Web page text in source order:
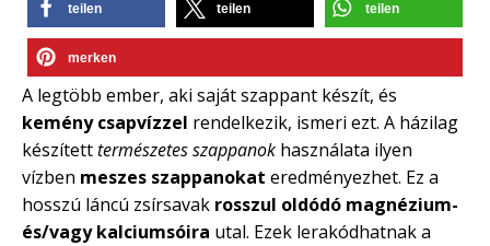
teilen teilen teilen
merken
A legtöbb ember, aki saját szappant készít, és
kemény csapvízzel rendelkezik, ismeri ezt. A házilag
készítetttermészetes szappanok használata ilyen
vízben meszes szappanokat eredményezhet. Ez a
hosszú láncú zsírsavak rosszul oldódó magnézium-
és/vagy kalciumsóira utal. Ezek lerakódhatnak a